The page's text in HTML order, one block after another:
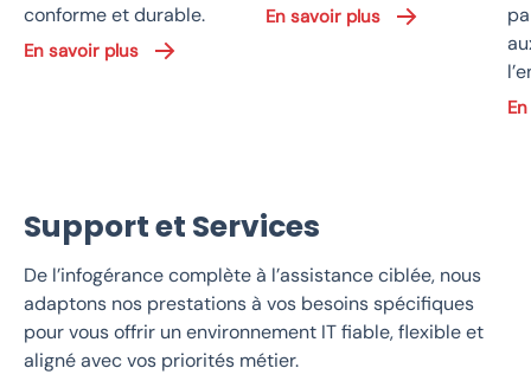
conforme et durable.
En savoir plus
En savoir plus
Support et Services
De l’infogérance complète à l’assistance ciblée, nous
adaptons nos prestations à vos besoins spécifiques
pour vous offrir un environnement IT fiable, flexible et
aligné avec vos priorités métier.